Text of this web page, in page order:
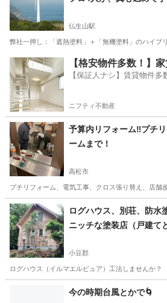
仏生山駅
弊社一押し：「遮熱塗料」＋「無機塗料」のハイブ
香川 高松市 仏生山駅 その他 外
【格安物件多数！】
【保証人ナシ】賃貸物件多
ニフティ不動産
予算内リフォーム‼️プチ
ームまで！
高松市
プチリフォーム、電気工事、クロス張り替え、店
香川 高松市 リフォーム 見積
ログハウス、別荘、防水
ニッチな塗装店（戸建て
小豆郡
ログハウス（イルマエルピュア）工法しませんか
その他
今の時期台風とかで🌀